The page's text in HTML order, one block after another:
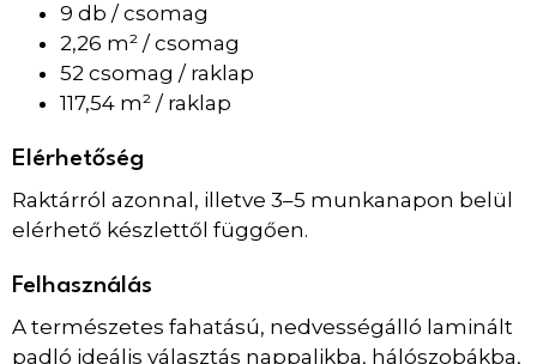
9 db / csomag
2,26 m² / csomag
52 csomag / raklap
117,54 m² / raklap
Elérhetőség
Raktárról azonnal, illetve 3–5 munkanapon belül
elérhető készlettől függően.
Felhasználás
A természetes fahatású, nedvességálló laminált
padló ideális választás nappalikba, hálószobákba,